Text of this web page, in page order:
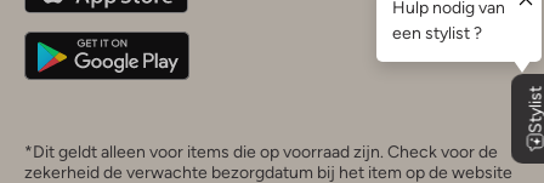
*Dit geldt alleen voor items die op voorraad zijn. Check voor de
zekerheid de verwachte bezorgdatum bij het item op de website